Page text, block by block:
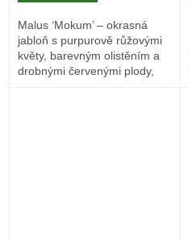
Malus ‘Mokum’ – okrasná
jabloň s purpurově růžovými
květy, barevným olistěním a
drobnými červenými plody,